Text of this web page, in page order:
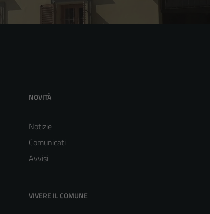
NOVITÀ
Notizie
Comunicati
Avvisi
VIVERE IL COMUNE